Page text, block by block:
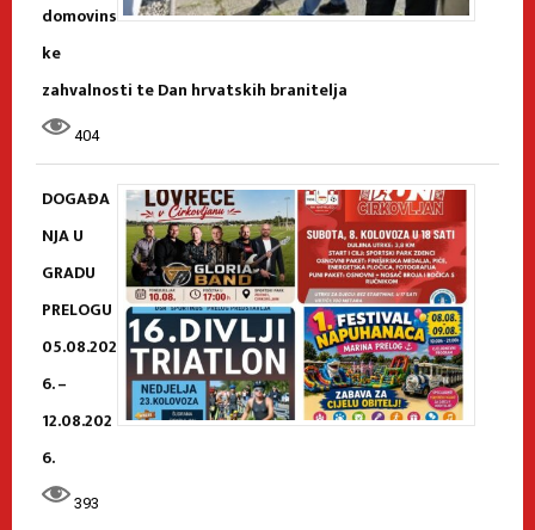
domovins
ke
zahvalnosti te Dan hrvatskih branitelja
404
DOGAĐA
NJA U
GRADU
PRELOGU
05.08.202
6. –
12.08.202
6.
393